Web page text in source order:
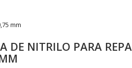
mm
DE NITRILO PARA